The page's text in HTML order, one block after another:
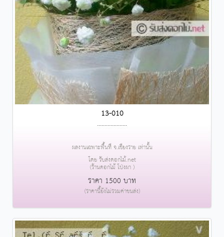
13-010
....................
ผลงานเฉพาะพื้นที่ จ.เชียงราย เท่านั้น
โดย รับส่งดอกไม้.net
(ร้านดอกไม้ โป่งผา )
ราคา 1500 บาท
(ราคานี้ยังไม่รวมค่าขนส่ง)